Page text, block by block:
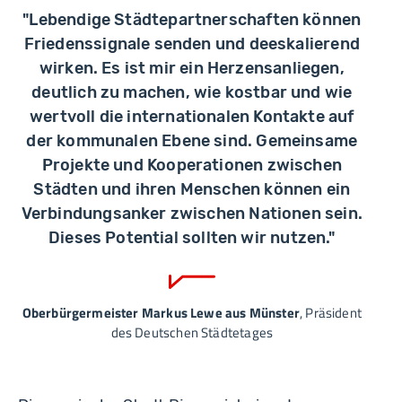
"Lebendige Städtepartnerschaften können
Friedenssignale senden und deeskalierend
wirken. Es ist mir ein Herzensanliegen,
deutlich zu machen, wie kostbar und wie
wertvoll die internationalen Kontakte auf
der kommunalen Ebene sind. Gemeinsame
Projekte und Kooperationen zwischen
Städten und ihren Menschen können ein
Verbindungsanker zwischen Nationen sein.
Dieses Potential sollten wir nutzen."
Oberbürgermeister Markus Lewe aus Münster, Präsident
des Deutschen Städtetages